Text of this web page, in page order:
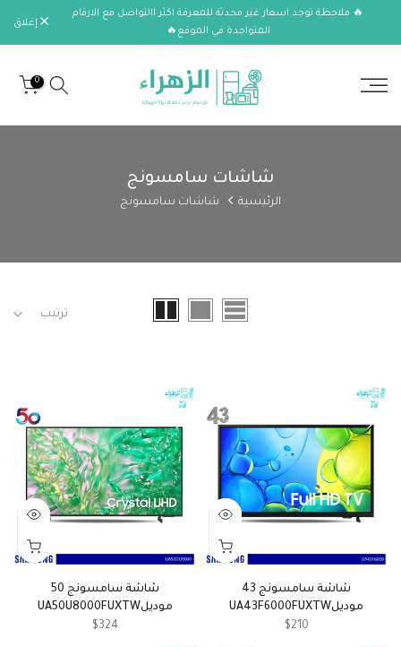
الانتقال🔥 ملاحظة توجد اسعار غير محدثة للمعرفة اكثر االتواصل مع الارقام
المتواجدة في الموقع🔥
إغلاق
0
شاشات سامسونج
الرئيسية شاشات سامسونج
ترتيب
شاشة سامسونج 43
موديلUA43F6000FUXTW
$210
شاشة سامسونج 50
موديلUA50U8000FUXTW
$324